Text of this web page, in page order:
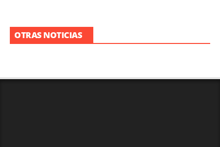
OTRAS NOTICIAS